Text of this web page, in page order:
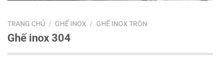
TRANG CHỦ / GHẾ INOX / GHẾ INOX TRÒN
Ghế inox 304